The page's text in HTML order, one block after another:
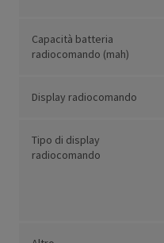
Capacità batteria
radiocomando (mah)
Display radiocomando
Tipo di display
radiocomando